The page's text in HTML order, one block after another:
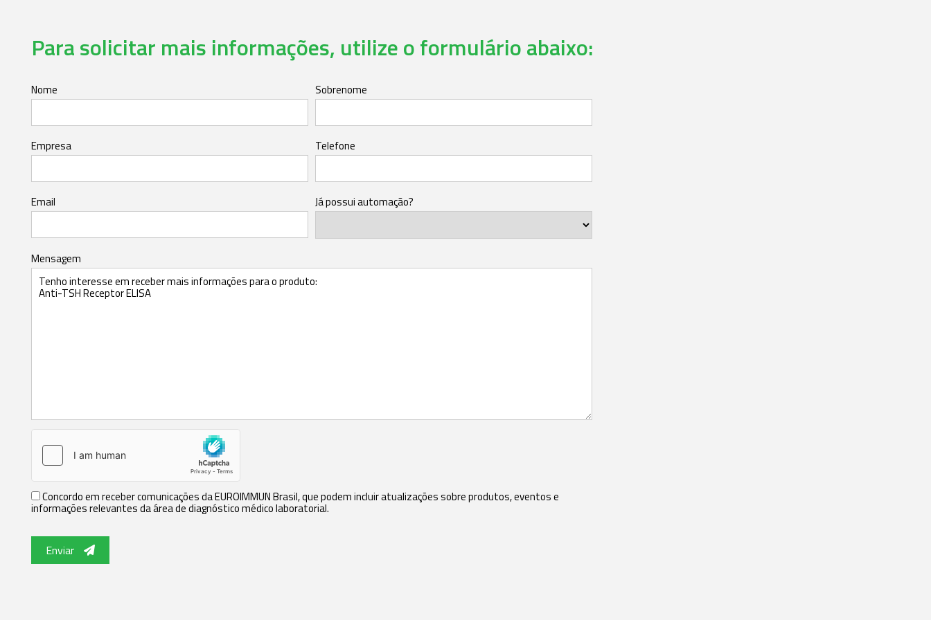
Para solicitar mais informações, utilize o formulário abaixo:
Nome Sobrenome
Empresa Telefone
Email Já possui automação?
Mensagem
Concordo em receber comunicações da EUROIMMUN Brasil, que podem incluir atualizações sobre produtos, eventos e
informações relevantes da área de diagnóstico médico laboratorial.
Enviar